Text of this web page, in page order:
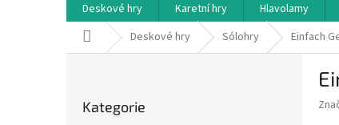
Deskové hry Karetní hry Hlavolamy
Domů Deskové hry Sólohry Einfach
kategorie
Kategorie